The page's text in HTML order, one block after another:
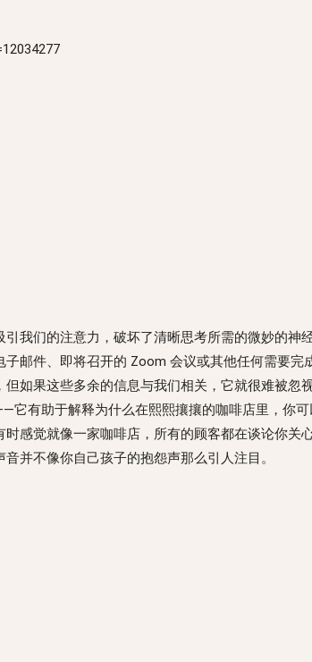
我们的注意力，破坏了清晰思考所需的微妙的
邮件、即将召开的 Zoom 会议或其他任何需要完
如果这些多余的信息与我们相关，它就很难被
它有助于解释为什么在熙熙攘攘的咖啡店里，你
感觉就像一家咖啡店，所有的顾客都在谈论你
并不像你自己孩子的抱怨声那么引人注目。